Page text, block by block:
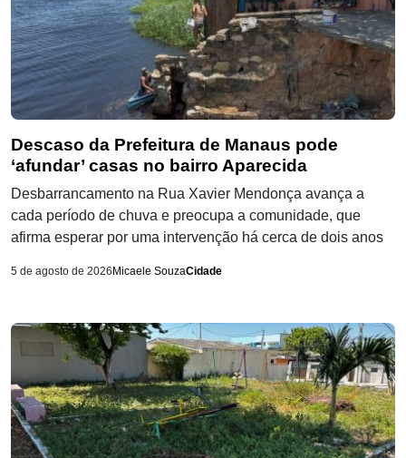
Descaso da Prefeitura de Manaus pode
‘afundar’ casas no bairro Aparecida
Desbarrancamento na Rua Xavier Mendonça avança a
cada período de chuva e preocupa a comunidade, que
afirma esperar por uma intervenção há cerca de dois anos
5 de agosto de 2026 Micaele SouzaCidade